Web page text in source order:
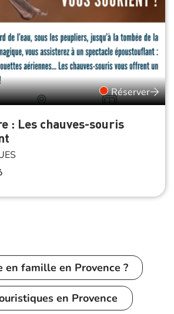
Réserver
: Les chauves-souris
en famille en Provence ?
en Provence